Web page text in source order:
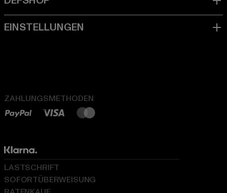
ZAHLUNGSMETHODEN
LASTSCHRIFT
SOFORTÜBERWEISUNG